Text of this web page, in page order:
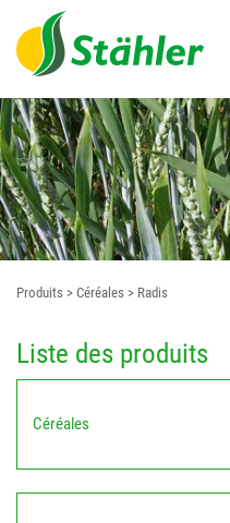
Produits > Céréales > Radis
Liste des produits
Céréales